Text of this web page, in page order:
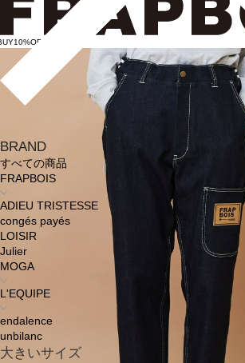
BRAND
すべての商品
FRAPBOIS
ADIEU TRISTESSE
congés payés
LOISIR
Julier
MOGA
L'EQUIPE
endalence
unbilanc
大きいサイズ